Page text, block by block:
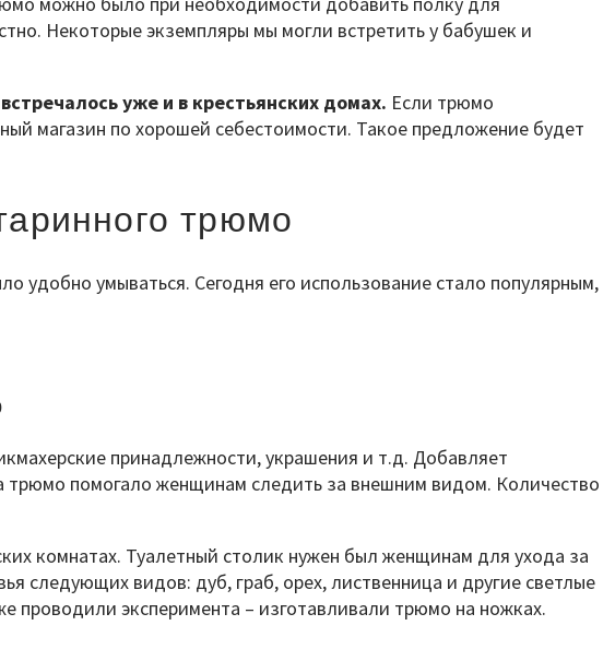
Некоторые экземпляры мы могли встретить у бабушек и
уже и в крестьянских домах. Если трюмо
магазин по хорошей себестоимости. Такое предложение будет
трюмо
удобно умываться. Сегодня его использование стало популярным,
принадлежности, украшения и т.д. Добавляет
трюмо помогало женщинам следить за внешним видом. Количество
комнатах. Туалетный столик нужен был женщинам для ухода за
следующих видов: дуб, граб, орех, лиственница и другие светлые
проводили эксперимента – изготавливали трюмо на ножках.